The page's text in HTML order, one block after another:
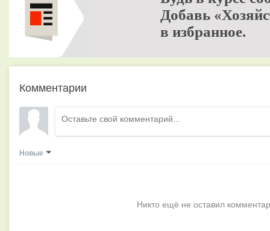
Добавь
в избранное.
Комментарии
Новые
Никто ещё не оставил